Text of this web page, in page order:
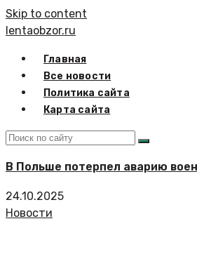
Skip to content
lentaobzor.ru
Главная
Все новости
Политика сайта
Карта сайта
В Польше потерпел аварию
24.10.2025
Новости